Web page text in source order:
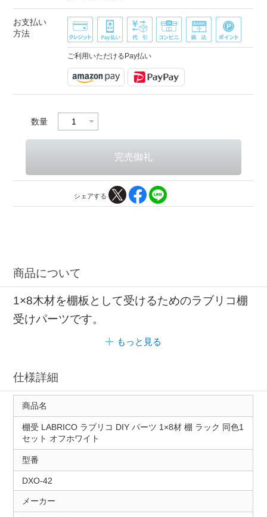
お支払い
方法
ご利用いただけるPay払い
数量
シェアする
商品について
1×8木材を棚板として受けるためのラブリコ棚
受けパーツです。
もっと見る
仕様詳細
商品名
棚受 LABRICO ラブリコ DIY パーツ 1×8材 棚 ラック 同色1
セット オフホワイト
型番
DXO-42
メーカー